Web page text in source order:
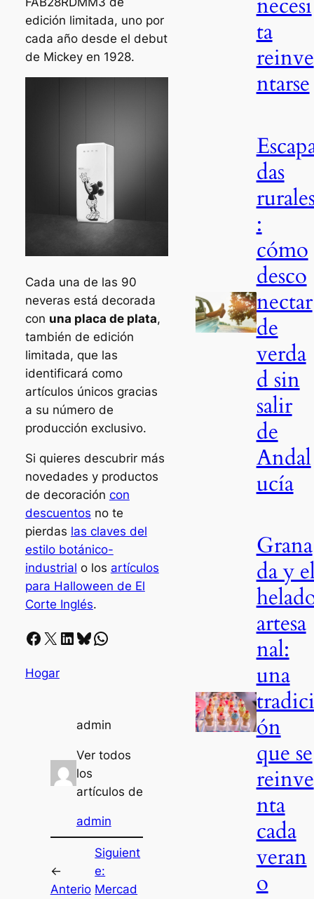
edición limitada, uno por
cada año desde el debut
de Mickey en 1928.
Cada una de las 90
neveras está decorada
con una placa de plata,
también de edición
limitada, que las
identificará como
artículos únicos gracias
a su número de
producción exclusivo.
Si quieres descubrir más
novedades y productos
de decoración con
descuentos no te
pierdas las claves del
estilo botánico-
industrial o los artículos
para Halloween de El
Corte Inglés.
Facebook X LinkedIn Bluesky Whatsapp
Hogar
admin
Ver todos
los
artículos de
admin
←
Anterio
Siguient
e:
Mercad
ta
reinve
ntarse
das
:
cómo
desco
nectar
de
verda
d sin
salir
de
Andal
ucía
Grana
da y
artesa
nal:
una
tradici
ón
que se
reinve
nta
cada
veran
o